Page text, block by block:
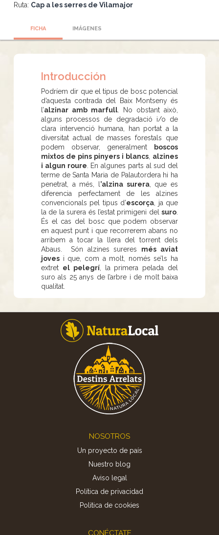
Ruta: Cap a les serres de Vilamajor
FICHA IMÁGENES
Introducción
Podríem dir que el tipus de bosc potencial
d’aquesta contrada del Baix Montseny és
l’alzinar amb marfull . No obstant això,
alguns processos de degradació i/o de
clara intervenció humana, han portat a la
diversitat actual de masses forestals que
podem observar, generalment
boscos
mixtos de pins pinyers i blancs alzines
i algun roure . En algunes parts al sud del
terme de Santa Maria de Palautordera hi ha
penetrat, a més, l ’alzina surera, que es
diferencia perfectament de les alzines
convencionals pel tipus d’escorça , ja que
la de la surera és l’estat primigeni del suro
És el cas del bosc que podem observar
en aquest punt i que recorrerem abans no
arribem a tocar la llera del torrent dels
Abaus. Són alzines sureres més aviat
joves i que, com a molt, només se’ls ha
extret el pelegrí, la primera pelada del
suro als 25 anys de l’arbre i de molt baixa
qualitat.
NOSOTROS
Un proyecto de país
Nuestro blog
Aviso legal
Política de privacidad
Politica de cookies
CONÉCTATE